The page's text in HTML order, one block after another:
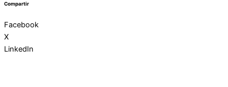
Compartir
Facebook
X
LinkedIn